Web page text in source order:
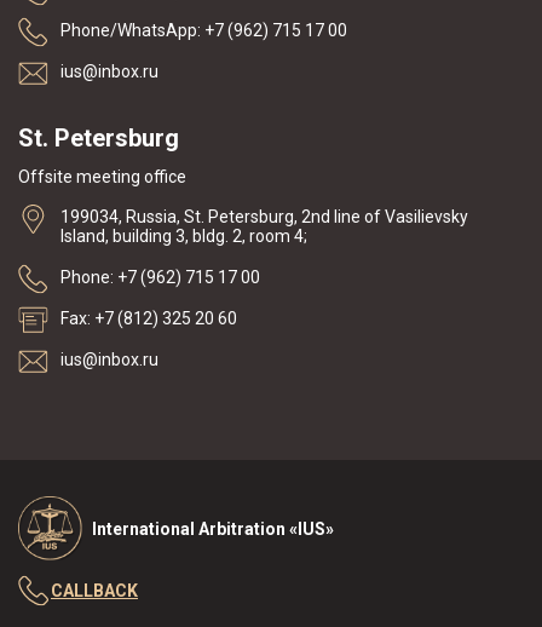
Phone/WhatsApp: +7 (962) 715 17 00
ius@inbox.ru
St. Petersburg
Offsite meeting office
199034, Russia, St. Petersburg, 2nd line of Vasilievsky
Island, building 3, bldg. 2, room 4;
Phone: +7 (962) 715 17 00
Fax: +7 (812) 325 20 60
ius@inbox.ru
International Arbitration «IUS»
CALLBACK